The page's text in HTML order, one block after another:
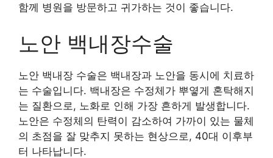
함께 병원을 방문하고 귀가하는 것이 좋습니다.
노안 백내장수술
노안 백내장 수술은 백내장과 노안을 동시에 치료하
는 수술입니다. 백내장은 수정체가 뿌옇게 혼탁해지
는 질환으로, 노화로 인해 가장 흔하게 발생합니다.
노안은 수정체의 탄력이 감소하여 가까이 있는 물체
의 초점을 잘 맞추지 못하는 현상으로, 40대 이후부
터 나타납니다.